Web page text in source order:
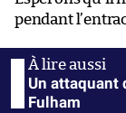
pendant
Un attaquant
Fulham